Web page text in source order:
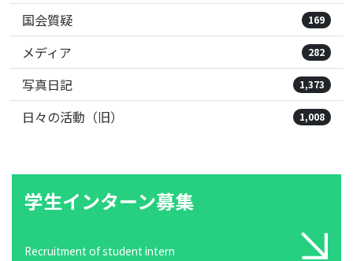
国会質疑 169
メディア 282
写真日記 1,373
日々の活動（旧） 1,008
学生インターン募集
Recruitment of student intern